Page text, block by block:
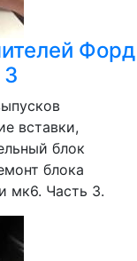
Форд
вставки,
блок
блока
мк6. Часть 3.